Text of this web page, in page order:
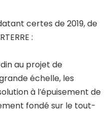
certes de 2019, de
:
au projet de
échelle, les
à l’épuisement de
fondé sur le tout-